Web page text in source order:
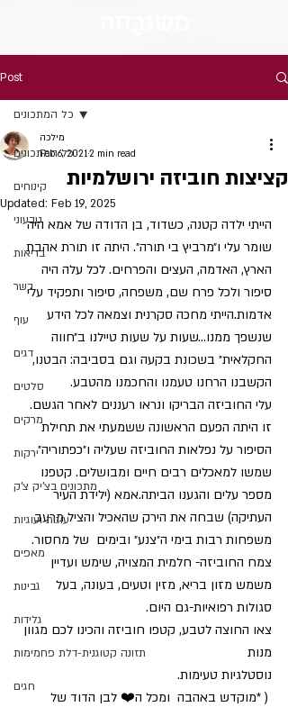
Post
כל המתכונים
קינוחים
טבעוני
בריאות
בשר
עוף
דגים
סלטים
מרקים
ירקות
מתכונים בצ'יק צ'ק
עוגות ועוגיות
מאפים
גבינות
גלידות
תזונה קטוגנית-דלת פחמימות
חגים
כל המתכונים
קציצות חוביזה ירושלמיות
מילכה
Feb 6, 20212 min read
Updated: Feb 19, 2025
הייתי ילדה קטנה, כשדוד, בן הדודה של אמא היה
שומר עלי ו״מרביץ בי תורה״. היתה זו תורת אהבת
הארץ, האדמה, העצים והפרחים. לכל עלה היה
סיפור ולכל פרח שם, משפחה, סיפור ותפקיד עלי
אדמות.הייתי מחכה סקרנית וצמאה לכל הידע
שנשפך ממנו...שעות על שעות טיילנו ב״חווה
החקלאית״ בשכונת בקעה וגם בסביבה: הבטנו,
הקשבנו הרחנו טעמנו והחכמנו מהטבע.
עלי החוביזה הבריקו ונראו רעננים לאחר הגשם.
זו היתה הפעם הראשונה ששמעתי את תחילת
הסיפור על נפלאות החוביזה שעליה ו״כפתוריה״
שמשו למאכלים רבים חיים ומבושלים. קטפנו
מספר עלים והגענו הביתה.אמא (ילידת העיר
העתיקה) שבחה את הירק שהאכיל והציל מרעב
משפחות רבות בימי ה״צנע״ ובימים  של מחסור.
צמח החוביזה- חלמית המצויה, שימש ועדיין
משמש מזון בריא, מזין וטעים, בעונה, בעל
סגולות רפואיות-גם היום.
צאו החוצה לטבע, קטפו חוביזה והכינו לכם מגוון
מנות
נוסטלגיות טעימות.
( *מוקדש באהבה  ומכל ה❤️ לבן הדוד של